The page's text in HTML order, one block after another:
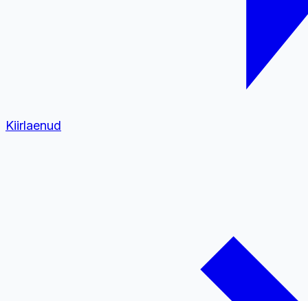
Kiirlaenud